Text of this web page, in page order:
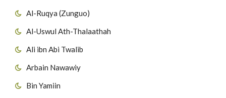
Al-Ruqya (Zunguo)
Al-Uswul Ath-Thalaathah
Ali ibn Abi Twalib
Arbain Nawawiy
Bin Yamiin